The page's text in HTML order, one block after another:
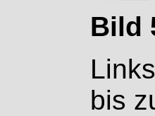
Bild
bis